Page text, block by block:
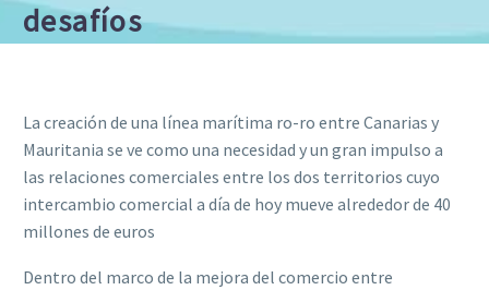
desafíos
La creación de una línea marítima ro-ro entre Canarias y
Mauritania se ve como una necesidad y un gran impulso a
las relaciones comerciales entre los dos territorios cuyo
intercambio comercial a día de hoy mueve alrededor de 40
millones de euros
Dentro del marco de la mejora del comercio entre